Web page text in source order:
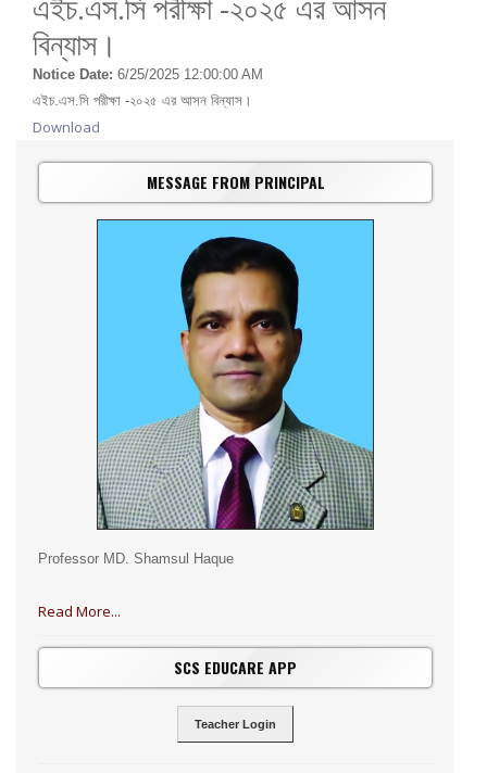
বিন্যাস।
Notice Date: 6/25/2025 12:00:00 AM
এইচ.এস.সি পরীক্ষা -২০২৫ এর আসন বিন্যাস।
Download
MESSAGE FROM PRINCIPAL
Professor MD. Shamsul Haque
Read More...
SCS EDUCARE APP
Teacher Login